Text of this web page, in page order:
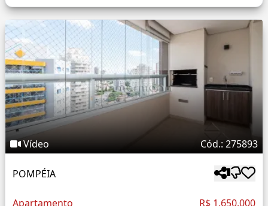
Vídeo Cód.: 275893
POMPÉIA
Apartamento R$ 1.650.000